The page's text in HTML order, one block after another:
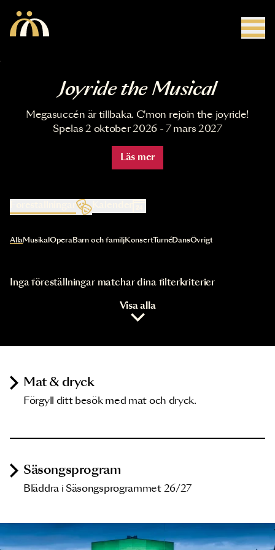
Joyride the Musical
Megasuccén är tillbaka. C'mon rejoin the joyride!
Spelas 2 oktober 2026 - 7 mars 2027
Läs mer
Kalender
Val av kategori uppdaterar innehållet automatiskt
AllaMusikal OperaBarn och familjKonsertTurnéDansÖvrigt
Inga föreställningar matchar dina filterkriterier
Visa alla
Mat & dryck
Förgyll ditt besök med mat och dryck.
Säsongsprogram
Bläddra i Säsongsprogrammet 26/27